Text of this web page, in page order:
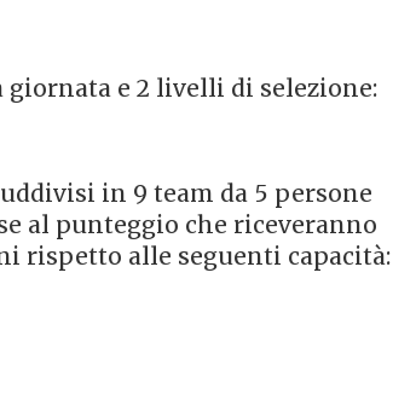
e 2 livelli di selezione:
in 9 team da 5 persone
al punteggio che riceveranno
rispetto alle seguenti capacità: